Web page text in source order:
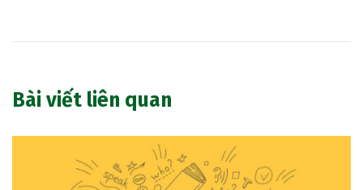
Bài viết liên quan